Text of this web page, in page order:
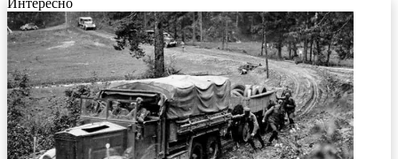
Интересно